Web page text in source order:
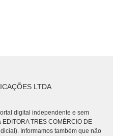
LTDA
digital independente e sem
TRES COMÉRCIO DE
Informamos também que não